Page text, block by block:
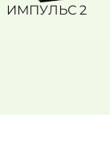
ИМПУЛЬС 2